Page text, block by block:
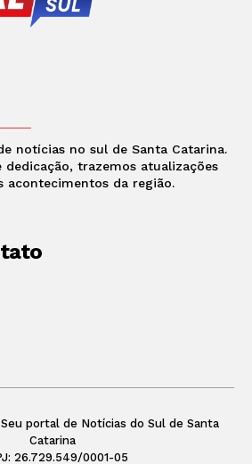
notícias no sul de Santa Catarina.
trazemos atualizações
acontecimentos da região.
portal de Notícias do Sul de Santa
Catarina
26.729.549/0001-05